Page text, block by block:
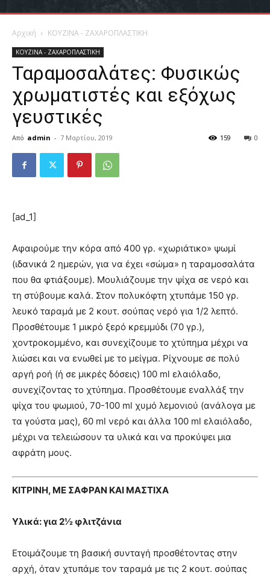
Αρχική ΚΟΥΖΙΝΑ - ΖΑΧΑΡΟΠΛΑΣΤΙΚΗ
ΚΟΥΖΙΝΑ - ΖΑΧΑΡΟΠΛΑΣΤΙΚΗ
Ταραμοσαλάτες: Φυσικώς
χρωματιστές και εξόχως
γευστικές
Από admin - 7 Μαρτίου, 2019 0
159
[ad_1]
Αφαιρούμε την κόρα από 400 γρ. «χωριάτικο» ψωμί
(ιδανικά 2 ημερών, για να έχει «σώμα» η ταραμοσαλάτα
που θα φτιάξουμε). Μουλιάζουμε την ψίχα σε νερό και
τη στύβουμε καλά. Στον πολυκόφτη χτυπάμε 150 γρ.
λευκό ταραμά με 2 κουτ. σούπας νερό για 1/2 λεπτό.
Προσθέτουμε 1 μικρό ξερό κρεμμύδι (70 γρ.),
χοντροκομμένο, και συνεχίζουμε το χτύπημα μέχρι να
λιώσει και να ενωθεί με το μείγμα. Ρίχνουμε σε πολύ
αργή ροή (ή σε μικρές δόσεις) 100 ml ελαιόλαδο,
συνεχίζοντας το χτύπημα. Προσθέτουμε εναλλάξ την
ψίχα του ψωμιού, 70-100 ml χυμό λεμονιού (ανάλογα με
τα γούστα μας), 60 ml νερό και άλλα 100 ml ελαιόλαδο,
μέχρι να τελειώσουν τα υλικά και να προκύψει μια
αφράτη μους.
ΚΙΤΡΙΝΗ, ΜΕ ΣΑΦΡΑΝ ΚΑΙ ΜΑΣΤΙΧΑ
Υλικά: για 2½ φλιτζάνια
Ετοιμάζουμε τη βασική συνταγή προσθέτοντας στην
αρχή, όταν χτυπάμε τον ταραμά με τις 2 κουτ. σούπας